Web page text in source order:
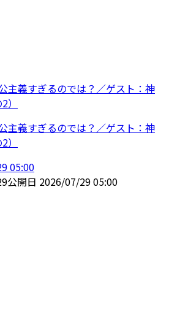
主義すぎるのでは？／ゲスト：神
主義すぎるのでは？／ゲスト：神
05:00
公開日 2026/07/29 05:00